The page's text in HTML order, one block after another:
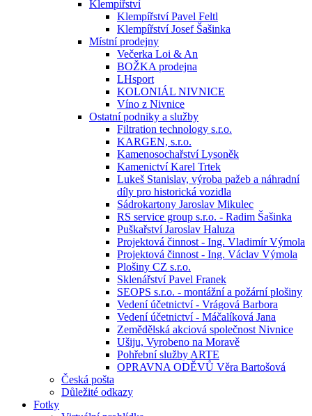
Klempířství
Klempířství Pavel Feltl
Klempířství Josef Šašinka
Místní prodejny
Večerka Loi & An
BOŽKA prodejna
LHsport
KOLONIÁL NIVNICE
Víno z Nivnice
Ostatní podniky a služby
Filtration technology s.r.o.
KARGEN, s.r.o.
Kamenosochařství Lysoněk
Kamenictví Karel Trtek
Lukeš Stanislav, výroba pažeb a náhradní
díly pro historická vozidla
Sádrokartony Jaroslav Mikulec
RS service group s.r.o. - Radim Šašinka
Puškařství Jaroslav Haluza
Projektová činnost - Ing. Vladimír Výmola
Projektová činnost - Ing. Václav Výmola
Plošiny CZ s.r.o.
Sklenářství Pavel Franek
SEOPS s.r.o. - montážní a požární plošiny
Vedení účetnictví - Vrágová Barbora
Vedení účetnictví - Máčalíková Jana
Zemědělská akciová společnost Nivnice
Ušiju, Vyrobeno na Moravě
Pohřební služby ARTE
OPRAVNA ODĚVŮ Věra Bartošová
Česká pošta
Důležité odkazy
Fotky